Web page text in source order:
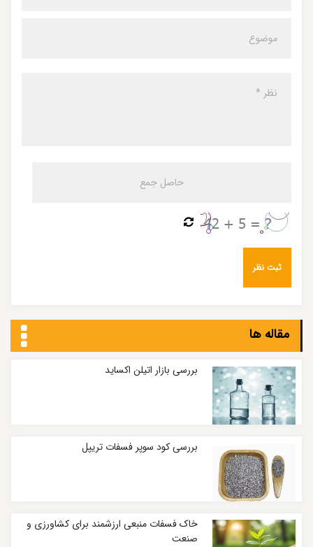
مقاله ها
بررسی بازار اتیلن اکساید
بررسی کود سوپر فسفات تریپل
خاک فسفات منبعی ارزشمند برای کشاورزی و
صنعت